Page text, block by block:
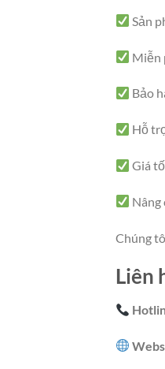
Sản
Miễn
Bảo
Hỗ
Giá
Nâng
Chúng
Liên